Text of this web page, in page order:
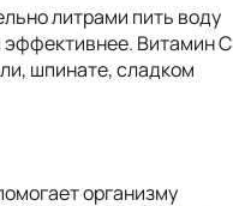
литрами пить воду
Витамин C
шпинате, сладком
организму